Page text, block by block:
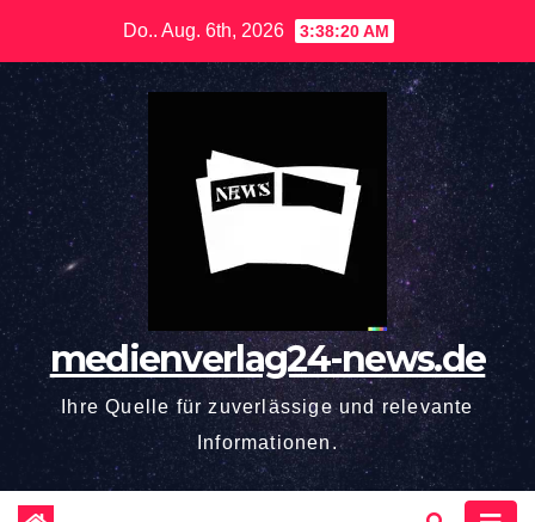
springen
Do.. Aug. 6th, 2026 3:38:21 AM
medienverlag24-news.de
Ihre Quelle für zuverlässige und relevante
Informationen.